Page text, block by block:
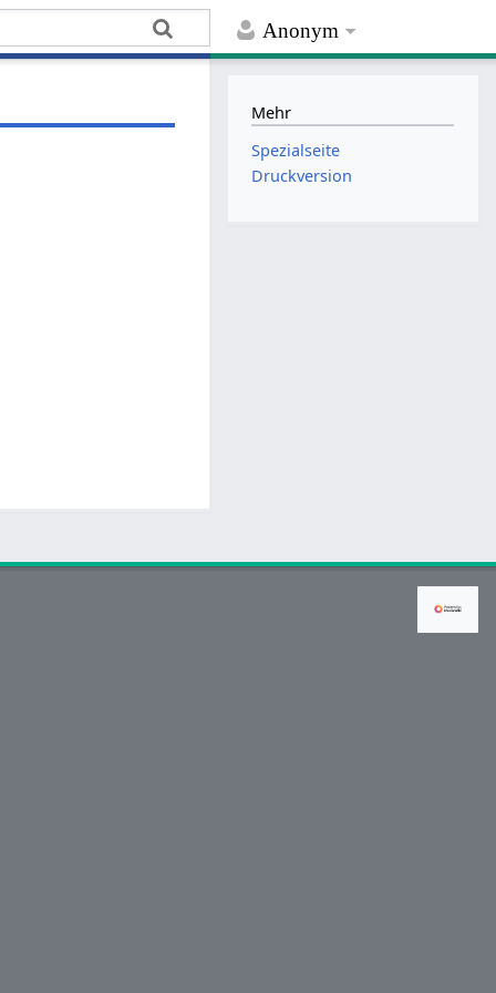
Anonym
Mehr
Spezialseite
Druckversion